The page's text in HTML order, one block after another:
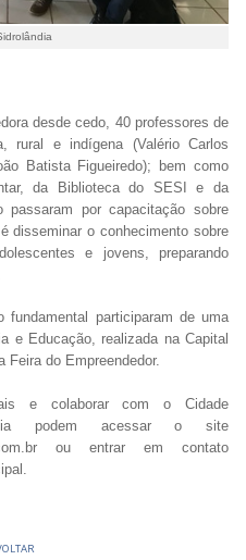
desde cedo, 40 professores de
rural e indígena (Valério Carlos
Batista Figueiredo); bem como
da Biblioteca do SESI e da
passaram por capacitação sobre
disseminar o conhecimento sobre
e jovens, preparando
participaram de uma
e Educação, realizada na Capital
Feira do Empreendedor.
e colaborar com o Cidade
podem acessar o site
ou entrar em contato